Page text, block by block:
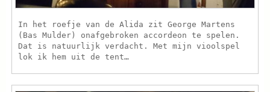
In het roefje van de Alida zit George Martens
(Bas Mulder) onafgebroken accordeon te spelen.
Dat is natuurlijk verdacht. Met mijn vioolspel
lok ik hem uit de tent…